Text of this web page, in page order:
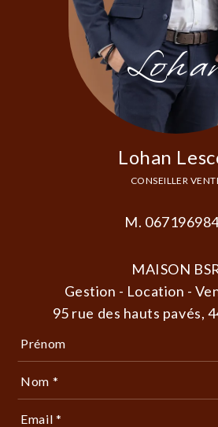
Lohan
CONSEILLER
M.
MAISON
Gestion - Location -
95 rue des hauts pavés,
Prénom
Nom *
Email *